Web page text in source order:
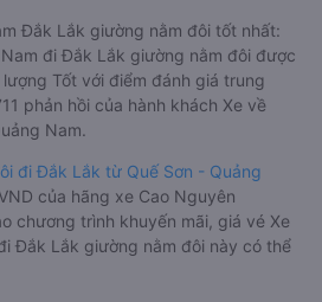
Đắk Lắk giường nằm đôi tốt nhất:
đi Đắk Lắk giường nằm đôi được
Tốt với điểm đánh giá trung
phản hồi của hành khách Xe về
Nam.
đi Đắk Lắk từ Quế Sơn - Quảng
của hãng xe Cao Nguyên
chương trình khuyến mãi, giá vé Xe
Đắk Lắk giường nằm đôi này có thể